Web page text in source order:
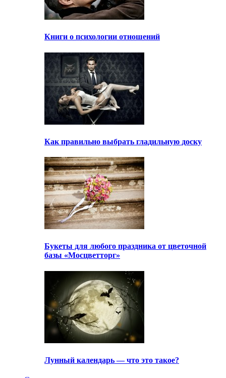
Книги о психологии отношений
Как правильно выбрать гладильную доску
Букеты для любого праздника от цветочной
базы «Мосцветторг»
Лунный календарь — что это такое?